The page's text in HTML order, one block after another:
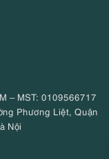
– MST: 0109566717
Phương Liệt, Quận
Nội